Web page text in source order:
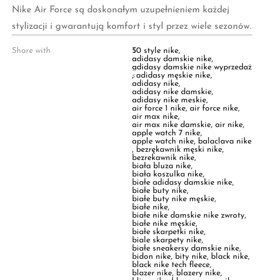
Share with
a
s
:
50 style nike
adidasy damskie nike,
adidasy damskie nike wyprzedaż
, adidasy męskie nike,
adidasy nike,
adidasy nike damskie
adidasy nike meskie
air force 1 nike,air force nike
air max nike,
air max nike damskie,
apple watch 7 nike
,
apple watch nike,balaclava nike
,bezrękawnik męski nike
bezrekawnik nike,
biała bluza nike
biała koszulka nike,
białe adidasy damskie nike
białe buty nike,
białe buty nike męskie,
białe nike,
białe nike damskie nike zwroty
białe nike męskie,
białe skarpetki nike,
biale skarpety nike
białe sneakersy damskie nike
bidon nike , bity nike ,black nike
black nike tech fleece,
blazer nike,blazery nike
bliza nike ,bluza czarna nike
bluza damska nike,
bluza męska nike,bluza nike,
bluza nike air,bluza nike biała,
bluza nike biala buty nike białe
damskie